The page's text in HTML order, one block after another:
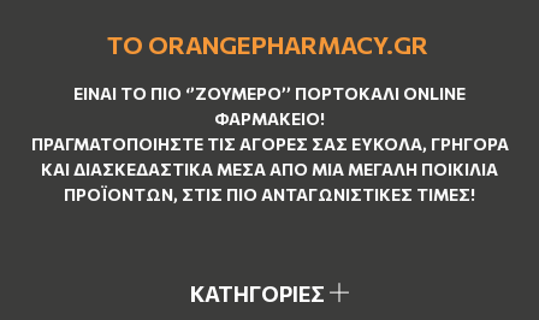
ΤΟ ORANGEPHARMACY.GR
ΕΊΝΑΙ ΤO ΠΙΟ ‘’ΖΟΥΜΕΡΌ’’ ΠΟΡΤΟΚΑΛΊ ΟNLINE
ΦΑΡΜΑΚΕΊΟ!
ΠΡΑΓΜΑΤΟΠΟΙΉΣΤΕ ΤΙΣ ΑΓΟΡΈΣ ΣΑΣ ΕΎΚΟΛΑ, ΓΡΉΓΟΡΑ
ΚΑΙ ΔΙΑΣΚΕΔΑΣΤΙΚΆ ΜΈΣΑ ΑΠΌ ΜΙΑ ΜΕΓΆΛΗ ΠΟΙΚΙΛΊΑ
ΠΡΟΪΌΝΤΩΝ, ΣΤΙΣ ΠΙΟ ΑΝΤΑΓΩΝΙΣΤΙΚΈΣ ΤΙΜΈΣ!
ΚΑΤΗΓΟΡΙΕΣ